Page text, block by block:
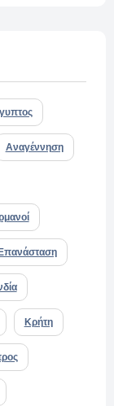
Αναγέννηση
Κρήτη